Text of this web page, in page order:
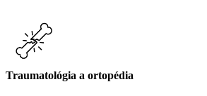
Traumatológia a ortopédia